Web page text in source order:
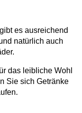
es ausreichend
natürlich auch
das leibliche Wohl
Sie sich Getränke